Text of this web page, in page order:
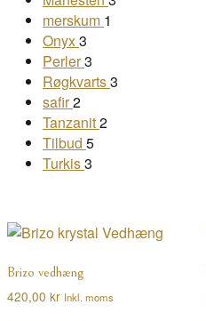
merskum 1
Onyx3
Perler3
Røgkvarts3
safir2
Tanzanit2
Tilbud 5
Turkis3
Brizo vedhæng
420,00 kr Inkl. moms